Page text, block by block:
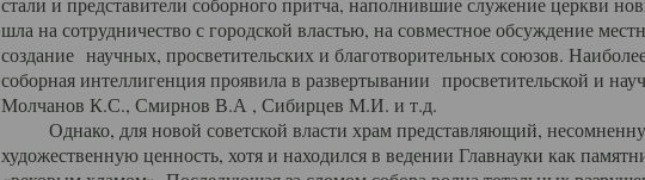
шла на сотрудничество с городской властью, на совместное обсуждение
создание научных, просветительских и благотворительных союзов.
соборная интеллигенция проявила в развертывании просветительской и
Молчанов К.С., Смирнов В.А , Сибирцев М.И. и т.д.
Однако, для новой советской власти храм представляющий,
художественную ценность, хотя и находился в ведении Главнауки как